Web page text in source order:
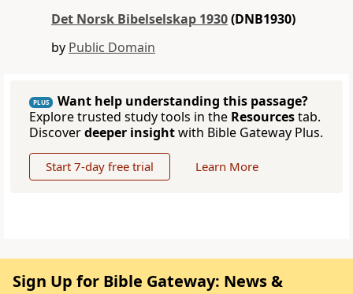
Det Norsk Bibelselskap 1930(DNB1930)
by Public Domain
PLUS
Want help understanding this passage?
Explore trusted study tools in the Resourcestab.
Discoverdeeper insightwith Bible Gateway Plus.
Start 7-day free trial Learn More
Sign Up for Bible Gateway: News &